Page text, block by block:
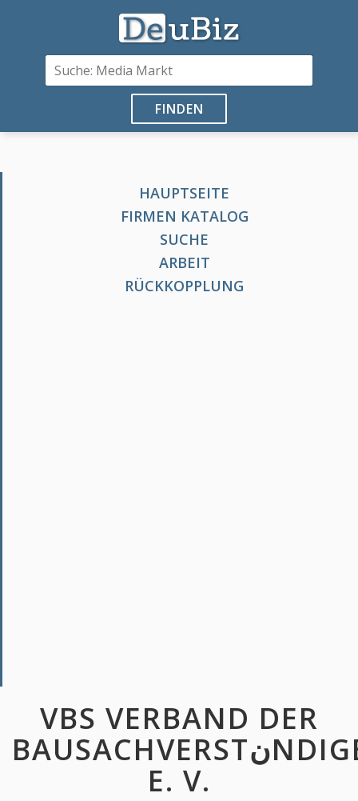
FINDEN
HAUPTSEITE
FIRMEN KATALOG
SUCHE
ARBEIT
RÜCKKOPPLUNG
VBS VERBAND DER
BAUSACHVERSTنNDIGEN
E. V.